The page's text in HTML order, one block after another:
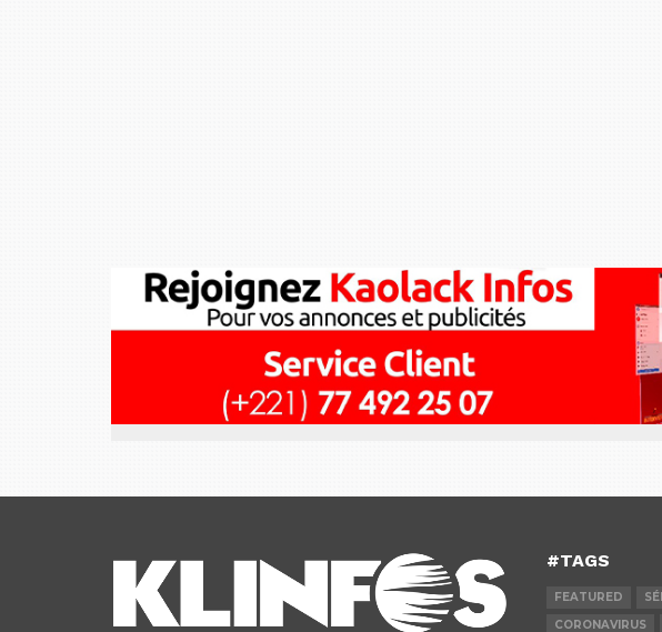
#TAGS
FEATURED
CORONAVIRUS